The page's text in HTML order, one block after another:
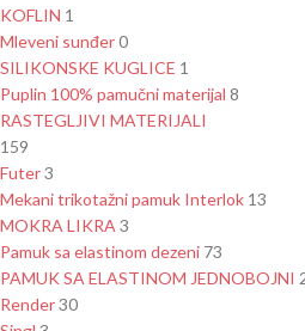
KOFLIN 1
Mleveni sunđer0
SILIKONSKE KUGLICE 1
Puplin 100% pamučni materijal 8
RASTEGLJIVI MATERIJALI
159
Futer3
Mekani trikotažni pamuk Interlok 13
MOKRA LIKRA 3
Pamuk sa elastinom dezeni 73
PAMUK SA ELASTINOM JEDNOBOJNI
Render30